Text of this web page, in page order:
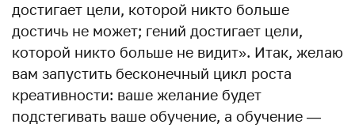
достигает цели, которой никто больше
достичь не может; гений достигает цели,
которой никто больше не видит». Итак, желаю
вам запустить бесконечный цикл роста
креативности: ваше желание будет
подстегивать ваше обучение, а обучение —